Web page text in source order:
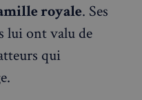
royale. Ses
lui ont valu de
qui